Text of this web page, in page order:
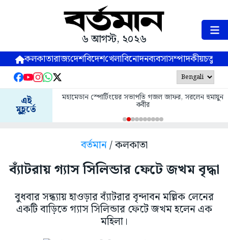
৬ আগস্ট, ২০২৬
কলকাতারাজ্যদেশবিদেশখেলাবিনোদনব্যবসাসম্পাদকীয়
এই
মুহূর্তে
মহামেডান স্পোর্টিংয়ের সভাপতি গজল জাফর, সরলেন হুমায়ুন
কবীর
বর্তমান/ কলকাতা
ব্যাঁটরায় গ্যাস সিলিন্ডার ফেটে জখম বৃদ্ধা
বুধবার সন্ধ্যায় হাওড়ার ব্যাঁটরার বৃন্দাবন মল্লিক লেনের
একটি বাড়িতে গ্যাস সিলিন্ডার ফেটে জখম হলেন এক
মহিলা।